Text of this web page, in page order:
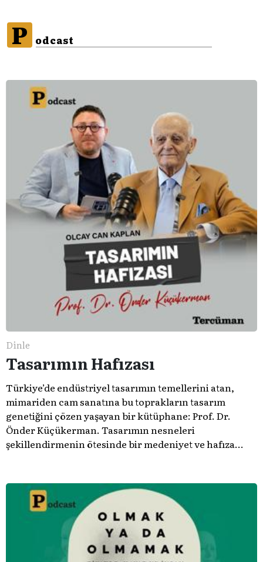
P odcast
Dinle
Tasarımın Hafızası
Türkiye’de endüstriyel tasarımın temellerini atan,
mimariden cam sanatına bu toprakların tasarım
genetiğini çözen yaşayan bir kütüphane: Prof. Dr.
Önder Küçükerman. ​Tasarımın nesneleri
şekillendirmenin ötesinde bir medeniyet ve hafıza